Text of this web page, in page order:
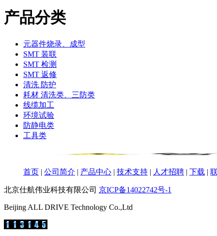
产品分类
元器件烧录、成型
SMT 装联
SMT 检测
SMT 返修
清洗 防护
耗材 清洗类、三防类
线缆加工
环境试验
防静电类
工具类
首页 | 公司简介 | 产品中心 | 技术支持 | 人才招聘 | 下载 |
北京仕航伟业科技有限公司 京ICP备14022742号-1
Beijing ALL DRIVE Technology Co.,Ltd